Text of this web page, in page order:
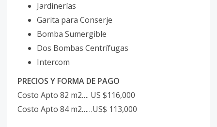
Jardinerías
Garita para Conserje
Bomba Sumergible
Dos Bombas Centrífugas
Intercom
PRECIOS Y FORMA DE PAGO
Costo Apto 82 m2…. US $116,000
Costo Apto 84 m2……US$ 113,000